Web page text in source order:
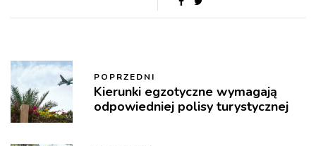
POPRZEDNI
Kierunki egzotyczne wymagają
odpowiedniej polisy turystycznej